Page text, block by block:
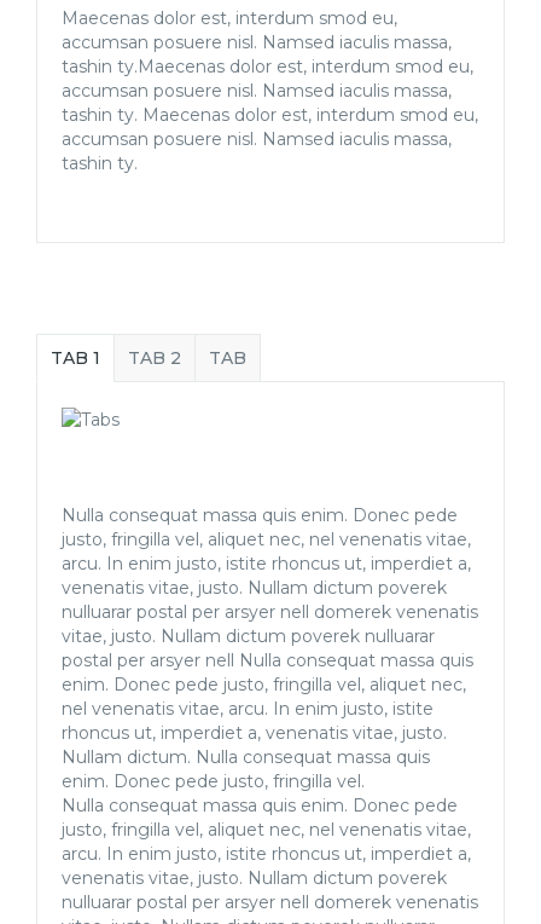
Maecenas dolor est, interdum smod eu,
accumsan posuere nisl. Namsed iaculis massa,
tashin ty.Maecenas dolor est, interdum smod eu,
accumsan posuere nisl. Namsed iaculis massa,
tashin ty. Maecenas dolor est, interdum smod eu,
accumsan posuere nisl. Namsed iaculis massa,
tashin ty.
TAB 1 TAB 2 TAB
Nulla consequat massa quis enim. Donec pede
justo, fringilla vel, aliquet nec, nel venenatis vitae,
arcu. In enim justo, istite rhoncus ut, imperdiet a,
venenatis vitae, justo. Nullam dictum poverek
nulluarar postal per arsyer nell domerek venenatis
vitae, justo. Nullam dictum poverek nulluarar
postal per arsyer nell Nulla consequat massa quis
enim. Donec pede justo, fringilla vel, aliquet nec,
nel venenatis vitae, arcu. In enim justo, istite
rhoncus ut, imperdiet a, venenatis vitae, justo.
Nullam dictum. Nulla consequat massa quis
enim. Donec pede justo, fringilla vel.
Nulla consequat massa quis enim. Donec pede
justo, fringilla vel, aliquet nec, nel venenatis vitae,
arcu. In enim justo, istite rhoncus ut, imperdiet a,
venenatis vitae, justo. Nullam dictum poverek
nulluarar postal per arsyer nell domerek venenatis